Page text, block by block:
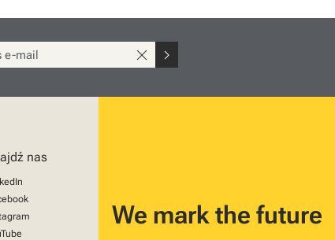
close chevron_right
nas
We mark the future